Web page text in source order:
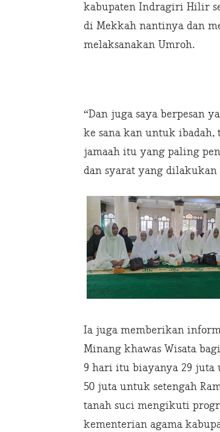
kabupaten Indragiri Hilir
di Mekkah nantinya dan
melaksanakan Umroh.
“Dan juga saya berpesan
ke sana kan untuk
jamaah itu yang paling
dan syarat yang dilakukan
Ia juga memberikan
Minang khawas Wisata
9 hari itu biayanya 29
50 juta untuk setengah
tanah suci mengikuti
kementerian agama